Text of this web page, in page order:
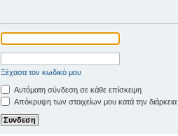
Ξέχασα τον κωδικό μου
Αυτόματη σύνδεση σε κάθε επίσκεψη
Απόκρυψη των στοιχείων μου κατά την